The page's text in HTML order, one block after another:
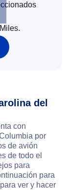
del
con
por
de avión
de todo el
para
para
ver y hacer